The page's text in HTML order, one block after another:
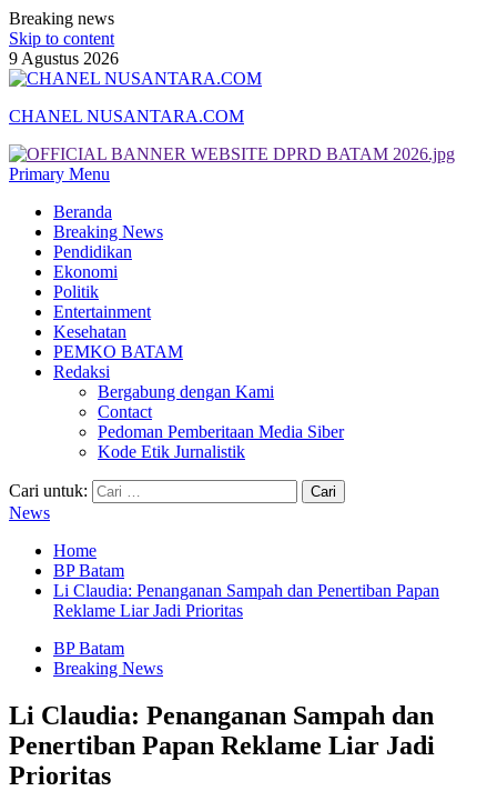
Breaking news
Skip to content
9 Agustus 2026
CHANEL NUSANTARA.COM
Primary Menu
Beranda
Breaking News
Pendidikan
Ekonomi
Politik
Entertainment
Kesehatan
PEMKO BATAM
Redaksi
Bergabung dengan Kami
Contact
Pedoman Pemberitaan Media Siber
Kode Etik Jurnalistik
Cari untuk:
News
Home
BP Batam
Li Claudia: Penanganan Sampah dan Penertiban Papan
Reklame Liar Jadi Prioritas
BP Batam
Breaking News
Li Claudia: Penanganan Sampah dan
Penertiban Papan Reklame Liar Jadi
Prioritas